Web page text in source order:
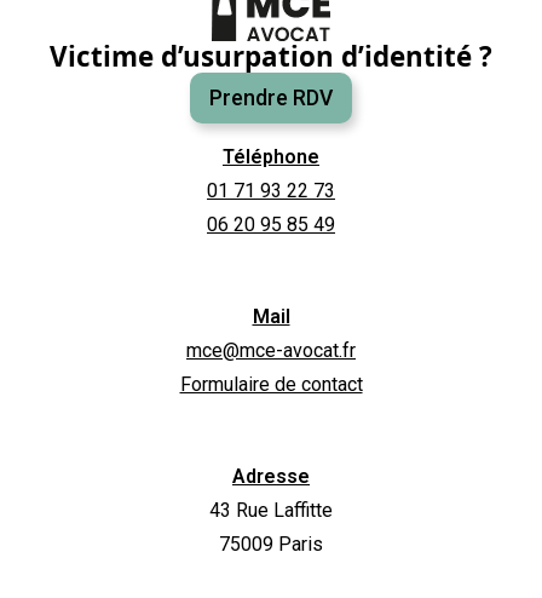
Victime d’usurpation d’identité ?
Prendre RDV
Téléphone
01 71 93 22 73
06 20 95 85 49
Mail
mce@mce-avocat.fr
Formulaire de contact
Adresse
43 Rue Laffitte
75009 Paris